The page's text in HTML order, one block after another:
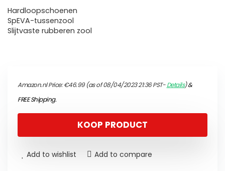
Hardloopschoenen
SpEVA-tussenzool
Slijtvaste rubberen zool
Amazon.nl Price:€46.99(as of 08/04/2023 21:36 PST-Details)&
FREE Shipping.
KOOP PRODUCT
Add to wishlist Add to compare